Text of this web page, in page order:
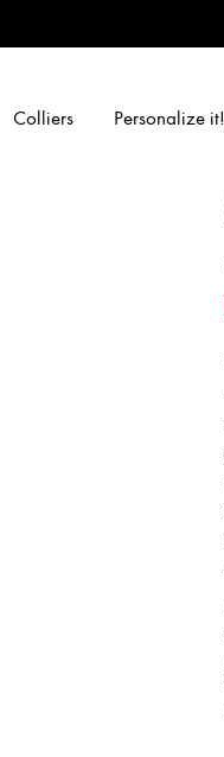
Colliers Personalize it!